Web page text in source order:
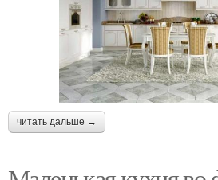
читать дальше →